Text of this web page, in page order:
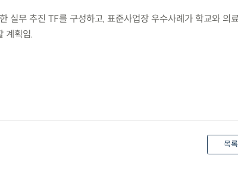
실무 추진 TF를 구성하고, 표준사업장 우수사례가 학교와 의
계획임.
목